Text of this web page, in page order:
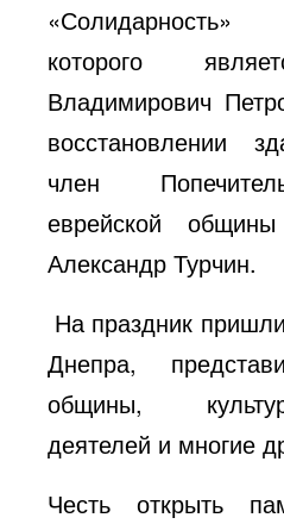
которого
Владимирович
восстановлении
член
еврейской
Александр Турчин.
На праздник
Днепра,
общины,
деятелей и многие
Честь открыть